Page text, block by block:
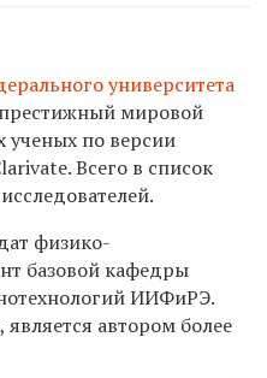
университета
мировой
ученых по версии
Всего в список
физико-
базовой кафедры
ИИФиРЭ.
автором более